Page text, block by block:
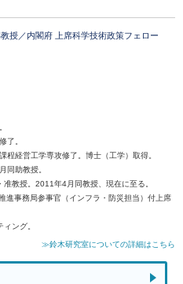
授／内閣府 上席科学技術政策フェロー
了。
経営工学専攻修了。博士（工学）取得。
同助教授。
教授。2011年4月同教授、現在に至る。
進事務局参事官（インフラ・防災担当）付上席
ング。
≫鈴木研究室についての詳細はこちら